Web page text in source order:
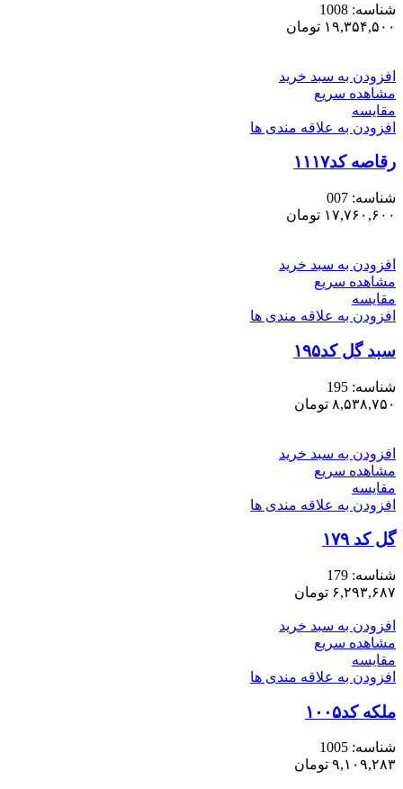
شناسه: 1008
۱۹,۳۵۴,۵۰۰ تومان
افزودن به سبد خرید
مشاهده سریع
مقایسه
افزودن به علاقه مندی ها
رقاصه کد۱۱۱۷
شناسه: 007
۱۷,۷۶۰,۶۰۰ تومان
افزودن به سبد خرید
مشاهده سریع
مقایسه
افزودن به علاقه مندی ها
سبد گل کد۱۹۵
شناسه: 195
۸,۵۳۸,۷۵۰ تومان
افزودن به سبد خرید
مشاهده سریع
مقایسه
افزودن به علاقه مندی ها
گل کد ۱۷۹
شناسه: 179
۶,۲۹۳,۶۸۷ تومان
افزودن به سبد خرید
مشاهده سریع
مقایسه
افزودن به علاقه مندی ها
ملکه کد۱۰۰۵
شناسه: 1005
۹,۱۰۹,۲۸۳ تومان